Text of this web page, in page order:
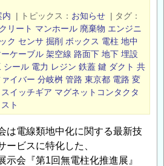
内 | トピックス お知らせ | タグ
リート マンホール 廃棄物 エンジニ
ク センサ 掘削 ボックス 電柱 地中
ケーブル 架空線 路面下 地下 埋設
シール 電力 レジン 鉄蓋 鍵 ダクト 共
イバー 分岐桝 管路 東京都 電路 変
スイッチギア マグネットコンタクタ
ト
は電線類地中化に関する最新技
ービスに特化した、
示会『第1回無電柱化推進展』